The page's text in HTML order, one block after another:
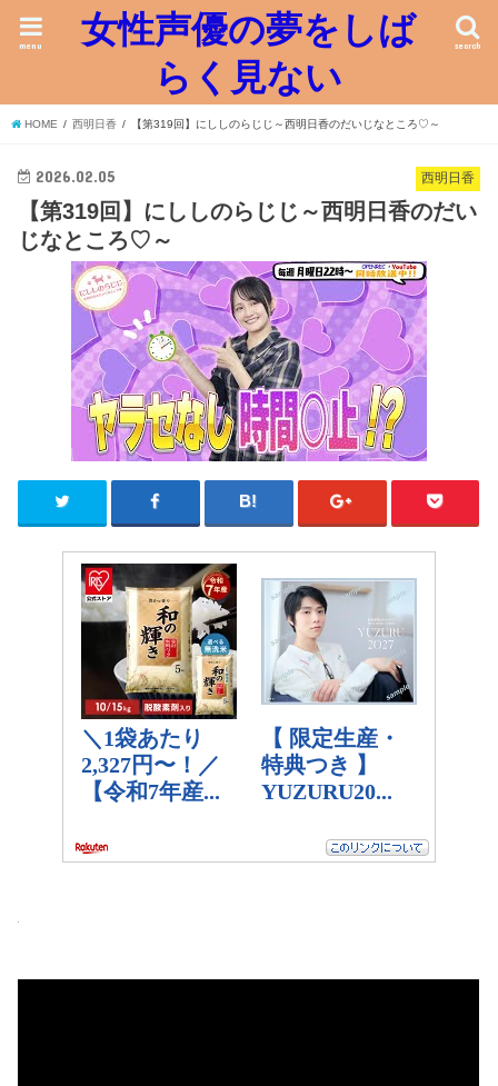
女性声優の夢をしば
らく見ない
search
menu
HOME 西明日香 【第319回】にししのらじじ～西明日香のだいじなところ♡～
西明日香
2026.02.05
【第319回】にししのらじじ～西明日香のだい
じなところ♡～